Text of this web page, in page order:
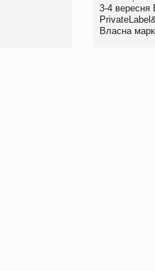
правила.3-4 вересня
Власна